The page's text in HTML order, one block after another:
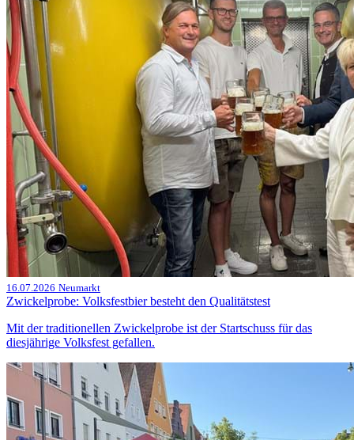
16.07.2026 Neumarkt
Zwickelprobe: Volksfestbier besteht den Qualitätstest
Mit der traditionellen Zwickelprobe ist der Startschuss für das
diesjährige Volksfest gefallen.